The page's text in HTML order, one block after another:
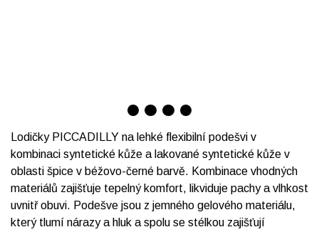
Lodičky PICCADILLY na lehké flexibilní podešvi v
kombinaci syntetické kůže a lakované syntetické kůže v
oblasti špice v béžovo-černé barvě. Kombinace vhodných
materiálů zajišťuje tepelný komfort, likviduje pachy a vlhkost
uvnitř obuvi. Podešve jsou z jemného gelového materiálu,
který tlumí nárazy a hluk a spolu se stélkou zajišťují